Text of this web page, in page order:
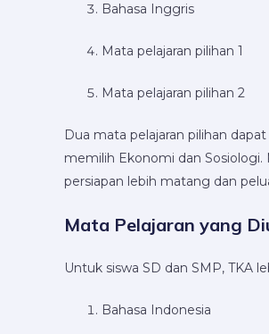
Bahasa Inggris
Mata pelajaran pilihan 1
Mata pelajaran pilihan 2
Dua mata pelajaran pilihan
memilih Ekonomi dan
persiapan lebih matang dan
Mata Pelajaran yang
Untuk siswa SD dan SMP, TKA
Bahasa Indonesia